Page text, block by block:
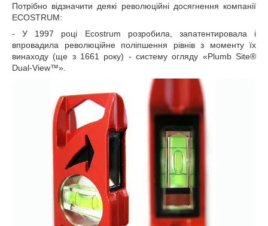
Потрібно відзначити деякі революційні досягнення компанії
ECOSTRUM:
- У 1997 році Ecostrum розробила, запатентировала і
впровадила революційне поліпшення рівнів з моменту їх
винаходу (ще з 1661 року) - систему огляду «Plumb Site®
Dual-View™».